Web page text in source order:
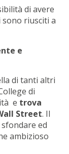
di avere
sono riusciti a
e
di tanti altri
di
e trova
Street. Il
ed
ambizioso